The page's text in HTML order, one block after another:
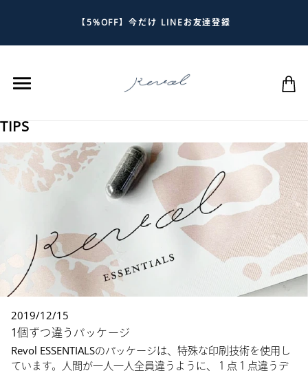
【5%OFF】今だけ LINEお友達登録
TIPS
2019/12/15
1個ずつ違うパッケージ
Revol ESSENTIALSのパッケージは、特殊な印刷技術を使用し
ています。人間が一人一人全員違うように、１点１点違うデ